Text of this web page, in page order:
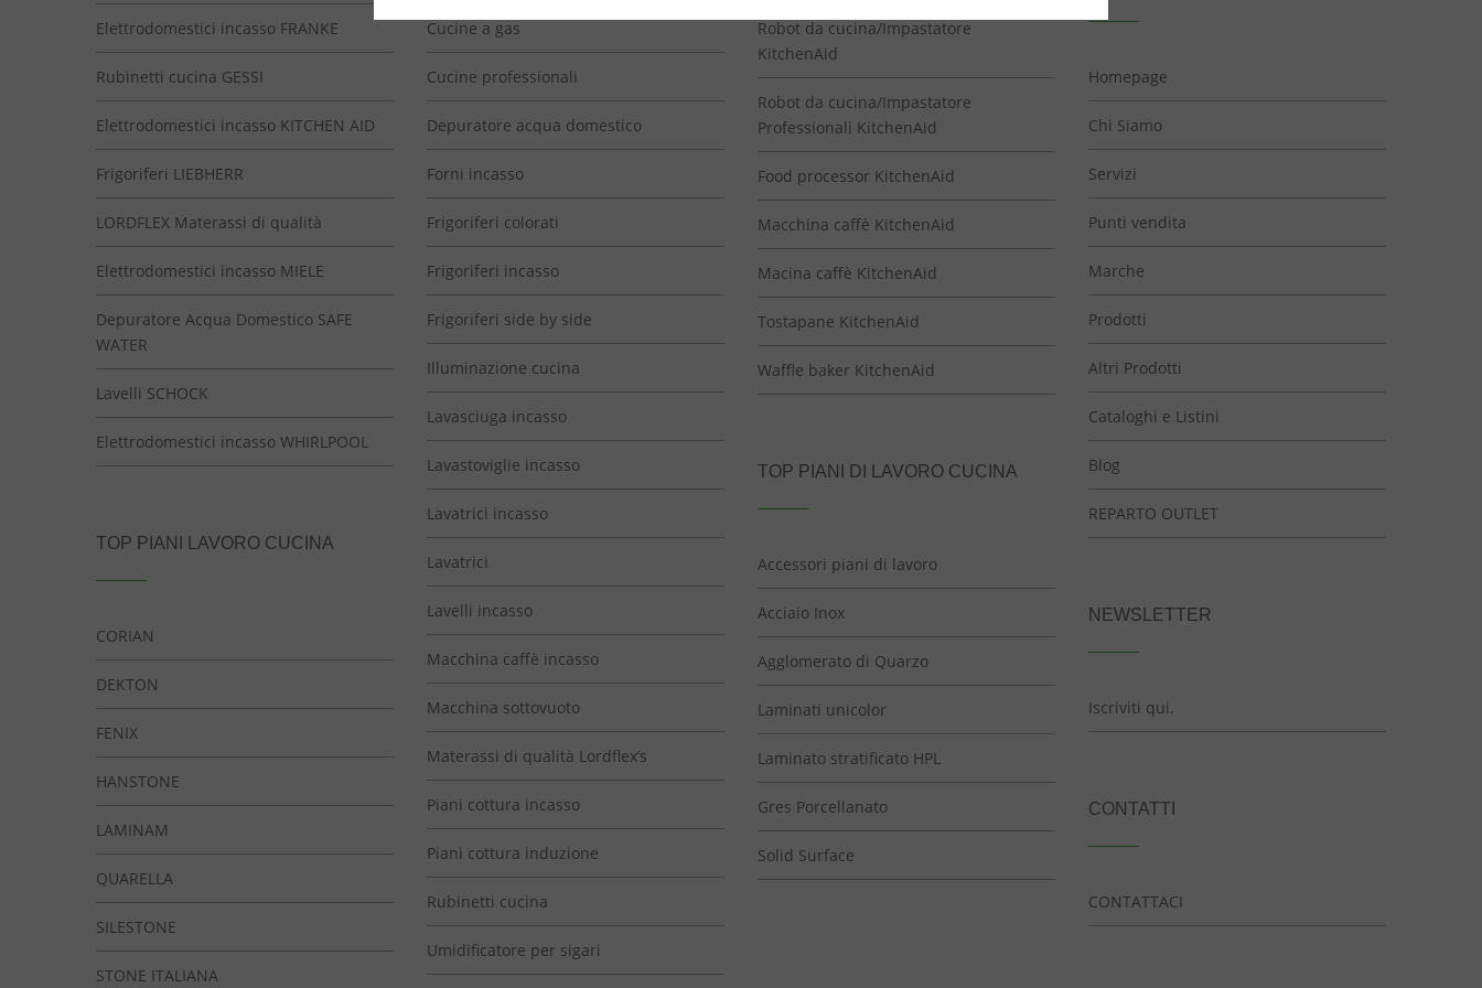
Elettrodomestici incasso FRANKE
Rubinetti cucina GESSI
Elettrodomestici incasso KITCHEN AID
Frigoriferi LIEBHERR
LORDFLEX Materassi di qualità
Elettrodomestici incasso MIELE
Depuratore Acqua Domestico SAFE
WATER
Lavelli SCHOCK
Elettrodomestici incasso WHIRLPOOL
TOP PIANI LAVORO CUCINA
CORIAN
DEKTON
FENIX
HANSTONE
LAMINAM
QUARELLA
SILESTONE
STONE ITALIANA
Cucine a gas
Cucine professionali
Depuratore acqua domestico
Forni incasso
Frigoriferi colorati
Frigoriferi incasso
Frigoriferi side by side
Illuminazione cucina
Lavasciuga incasso
Lavastoviglie incasso
Lavatrici incasso
Lavatrici
Lavelli incasso
Macchina caffè incasso
Macchina sottovuoto
Materassi di qualità Lordflex’s
Piani cottura incasso
Piani cottura induzione
Rubinetti cucina
Umidificatore per sigari
Robot da cucina/Impastatore
KitchenAid
Robot da cucina/Impastatore
Professionali KitchenAid
Food processor KitchenAid
Macchina caffè KitchenAid
Macina caffè KitchenAid
Tostapane KitchenAid
Waffle baker KitchenAid
TOP PIANI DI LAVORO CUCINA
Accessori piani di lavoro
Acciaio Inox
Agglomerato di Quarzo
Laminati unicolor
Laminato stratificato HPL
Gres Porcellanato
Solid Surface
Homepage
Chi Siamo
Servizi
Punti vendita
Marche
Prodotti
Altri Prodotti
Cataloghi e Listini
Blog
REPARTO OUTLET
NEWSLETTER
Iscriviti qui.
CONTATTI
CONTATTACI